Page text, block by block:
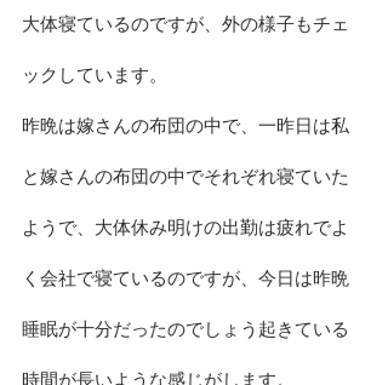
大体寝ているのですが、外の様子もチェ
ックしています。
昨晩は嫁さんの布団の中で、一昨日は私
と嫁さんの布団の中でそれぞれ寝ていた
ようで、大体休み明けの出勤は疲れでよ
く会社で寝ているのですが、今日は昨晩
睡眠が十分だったのでしょう起きている
時間が長いような感じがします。